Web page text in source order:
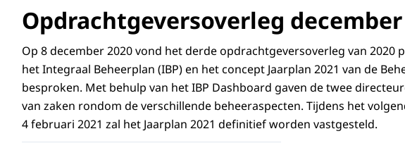
Opdrachtgeversoverleg december
Op 8 december 2020 vond het derde opdrachtgeversoverleg van 2020
het Integraal Beheerplan (IBP) en het concept Jaarplan 2021 van de
besproken. Met behulp van het IBP Dashboard gaven de twee
van zaken rondom de verschillende beheeraspecten. Tijdens het
4 februari 2021 zal het Jaarplan 2021 definitief worden vastgesteld.